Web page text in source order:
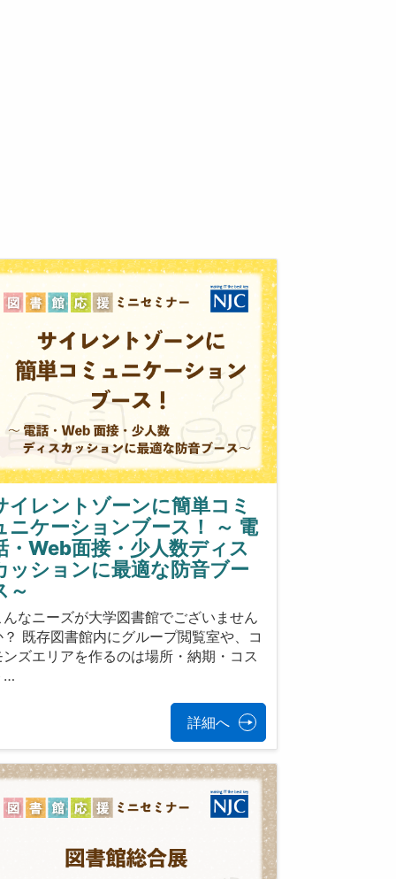
イレントゾーンに簡単コミ
ニケーションブース！ ～ 電
・Web面接・少人数ディス
ッションに最適な防音ブー
～
んなニーズが大学図書館でございません
？ 既存図書館内にグループ閲覧室や、コ
ンズエリアを作るのは場所・納期・コス
…
詳細へ